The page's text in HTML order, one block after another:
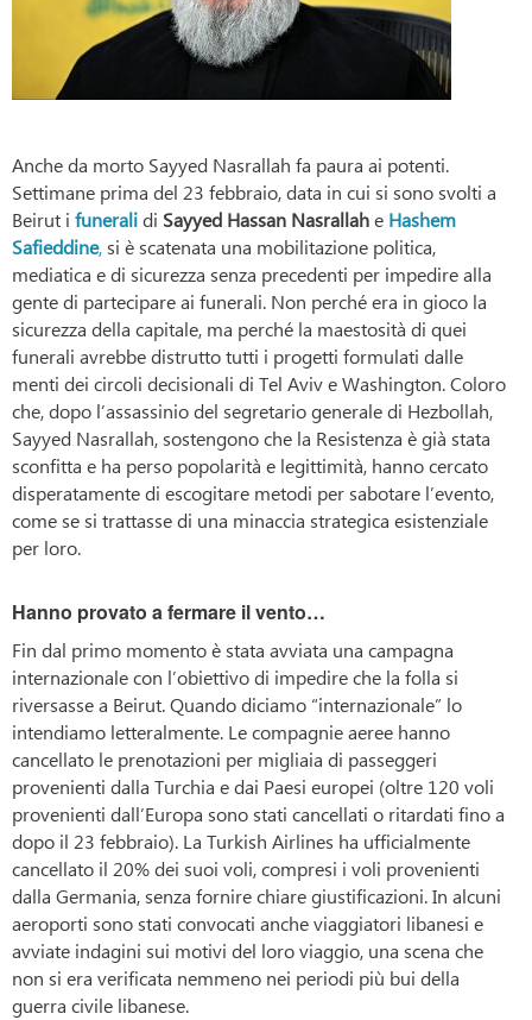
Anche da morto Sayyed Nasrallah fa paura ai potenti.
Settimane prima del 23 febbraio, data in cui si sono svolti a
Beirut i funeralidi Sayyed Hassan Nasrallahe Hashem
Safieddine,si è scatenata una mobilitazione politica,
mediatica e di sicurezza senza precedenti per impedire alla
gente di partecipare ai funerali. Non perché era ​​in gioco la
sicurezza della capitale, ma perché la maestosità di quei
funerali avrebbe distrutto tutti i progetti formulati dalle
menti dei circoli decisionali di Tel Aviv e Washington. Coloro
che, dopo l’assassinio del segretario generale di Hezbollah,
Sayyed Nasrallah, sostengono che la Resistenza è già stata
sconfitta e ha perso popolarità e legittimità, hanno cercato
disperatamente di escogitare metodi per sabotare l’evento,
come se si trattasse di una minaccia strategica esistenziale
per loro.
Hanno provato a fermare il vento…
Fin dal primo momento è stata avviata una campagna
internazionale con l’obiettivo di impedire che la folla si
riversasse a Beirut. Quando diciamo “internazionale” lo
intendiamo letteralmente. Le compagnie aeree hanno
cancellato le prenotazioni per migliaia di passeggeri
provenienti dalla Turchia e dai Paesi europei (oltre 120 voli
provenienti dall’Europa sono stati cancellati o ritardati fino a
dopo il 23 febbraio). La Turkish Airlines ha ufficialmente
cancellato il 20% dei suoi voli, compresi i voli provenienti
dalla Germania, senza fornire chiare giustificazioni. In alcuni
aeroporti sono stati convocati anche viaggiatori libanesi e
avviate indagini sui motivi del loro viaggio, una scena che
non si era verificata nemmeno nei periodi più bui della
guerra civile libanese.